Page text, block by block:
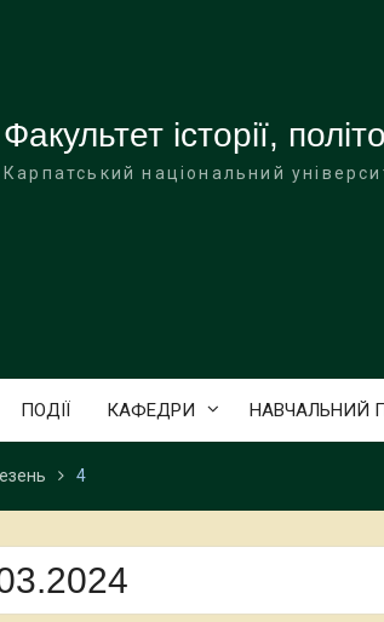
Факультет історії,
Карпатський національний
ПОДІЇ КАФЕДРИ НАВЧАЛЬНИЙ
4